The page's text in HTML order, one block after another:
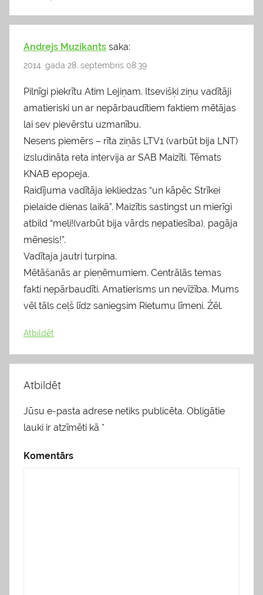
Andrejs Muzikants saka:
2014. gada 28. septembris 08:39
Pilnīgi piekrītu Atim Lejiņam. Itsevišķi ziņu vadītāji
amatieriski un ar nepārbaudītiem faktiem mētājas
lai sev pievērstu uzmanību.
Nesens piemērs – rīta ziņās LTV1 (varbūt bija LNT)
izsludināta reta intervija ar SAB Maizīti. Tēmats
KNAB epopeja.
Raidījuma vadītāja iekliedzas “un kāpēc Strīkei
pielaide dienas laikā”. Maizītis sastingst un mierīgi
atbild “meli!(varbūt bija vārds nepatiesība), pagāja
mēnesis!”.
Vadītaja jautri turpina.
Mētāšanās ar pieņēmumiem. Centrālās temas
fakti nepārbaudīti. Amatierisms un nevīžība. Mums
vēl tāls ceļš līdz saniegsim Rietumu līmeni. Žēl.
Atbildēt
Atbildēt
Jūsu e-pasta adrese netiks publicēta. Obligātie
lauki ir atzīmēti kā *
Komentārs